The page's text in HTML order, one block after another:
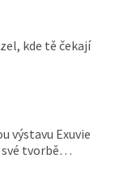
kde tě čekají
výstavu Exuvie
své tvorbě…